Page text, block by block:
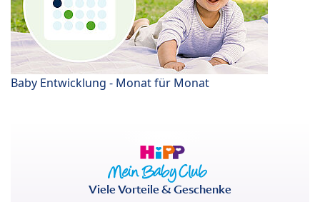
Baby Entwicklung - Monat für Monat
Viele Vorteile & Geschenke